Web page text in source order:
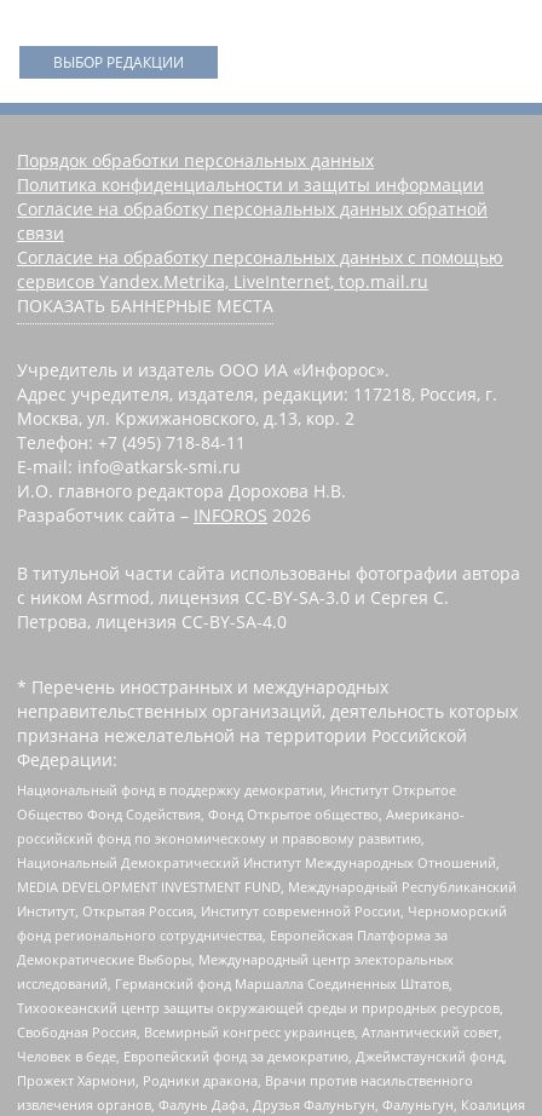
ВЫБОР РЕДАКЦИИ
Порядок обработки персональных данных
Политика конфиденциальности и защиты информации
Согласие на обработку персональных данных обратной
связи
Согласие на обработку персональных данных с помощью
сервисов Yandex.Metrika, LiveInternet, top.mail.ru
ПОКАЗАТЬ БАННЕРНЫЕ МЕСТА
Учредитель и издатель ООО ИА «Инфорос».
Адрес учредителя, издателя, редакции: 117218, Россия, г.
Москва, ул. Кржижановского, д.13, кор. 2
Телефон: +7 (495) 718-84-11
E-mail: info@atkarsk-smi.ru
И.О. главного редактора Дорохова Н.В.
Разработчик сайта – INFOROS 2026
В титульной части сайта использованы фотографии автора
с ником Asrmod, лицензия CC-BY-SA-3.0 и Сергея С.
Петрова, лицензия CC-BY-SA-4.0
* Перечень иностранных и международных
неправительственных организаций, деятельность которых
признана нежелательной на территории Российской
Федерации:
Национальный фонд в поддержку демократии, Институт Открытое
Общество Фонд Содействия, Фонд Открытое общество, Американо-
российский фонд по экономическому и правовому развитию,
Национальный Демократический Институт Международных Отношений,
MEDIA DEVELOPMENT INVESTMENT FUND, Международный Республиканский
Институт, Открытая Россия, Институт современной России, Черноморский
фонд регионального сотрудничества, Европейская Платформа за
Демократические Выборы, Международный центр электоральных
исследований, Германский фонд Маршалла Соединенных Штатов,
Тихоокеанский центр защиты окружающей среды и природных ресурсов,
Свободная Россия, Всемирный конгресс украинцев, Атлантический совет,
Человек в беде, Европейский фонд за демократию, Джеймстаунский фонд,
Прожект Хармони, Родники дракона, Врачи против насильственного
извлечения органов, Фалунь Дафа, Друзья Фалуньгун, Фалуньгун, Коалиция